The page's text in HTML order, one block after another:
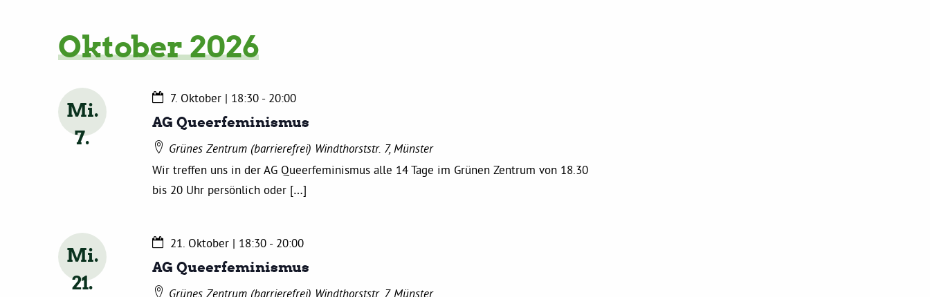
Oktober 2026
Mi.
7
AG Queerfeminismus
7. Oktober | 18:30- 20:00
Grünes Zentrum (barrierefrei) Windthorststr. 7, Münster
Wir treffen uns in der AG Queerfeminismus alle 14 Tage im Grünen Zentrum von 18.30
bis 20 Uhr persönlich oder […]
Mi.
21
AG Queerfeminismus
21. Oktober | 18:30- 20:00
Grünes Zentrum (barrierefrei) Windthorststr. 7, Münster